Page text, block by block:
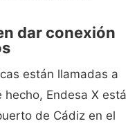
dar conexión
están llamadas a
Endesa X está
de Cádiz en el